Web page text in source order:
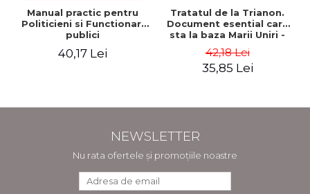
Manual practic pentru
Politicieni si Functionari
publici
40,17 Lei
Tratatul de la Trianon.
Document esential care
sta la baza Marii Uniri -
Ion M. Anghel
42,18 Lei
35,85 Lei
NEWSLETTER
Nu rata ofertele și promoțiile noastre